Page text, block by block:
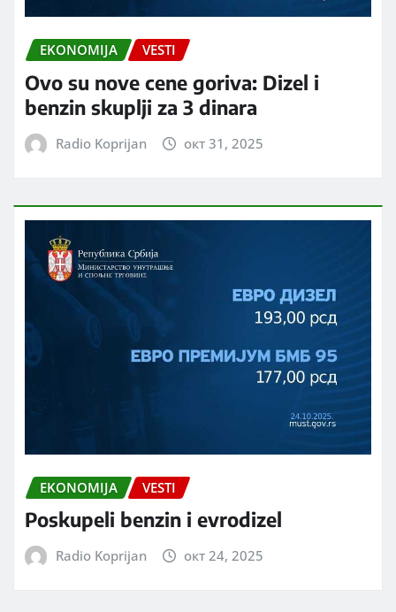
EKONOMIJA VESTI
Ovo su nove cene goriva: Dizel i
benzin skuplji za 3 dinara
Radio Koprijan окт 31, 2025
EKONOMIJA VESTI
Poskupeli benzin i evrodizel
Radio Koprijan окт 24, 2025